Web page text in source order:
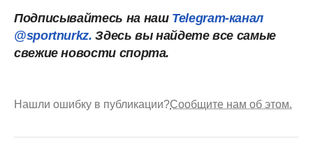
Подписывайтесь на наш Telegram-канал
@sportnurkz. Здесь вы найдете все самые
свежие новости спорта.
Нашли ошибку в публикации?Сообщите нам об этом.